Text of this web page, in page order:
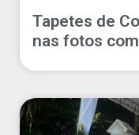
Tapetes de
nas fotos